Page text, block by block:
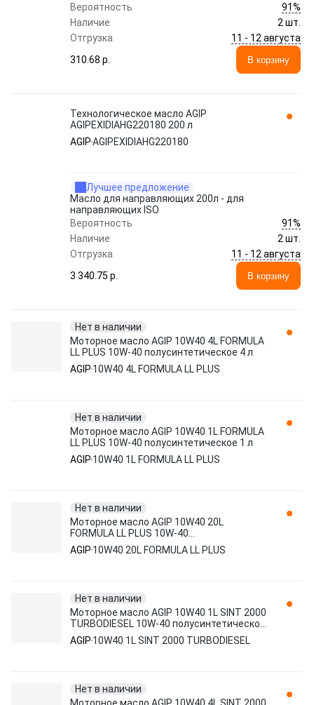
Вероятность
91%
Наличие
2 шт.
Отгрузка
11 - 12 августа
310.68 p.
В корзину
Технологическое масло AGIP
AGIPEXIDIAHG220180 200 л
AGIPAGIPEXIDIAHG220180
Лучшее предложение
Масло для направляющих 200л - для
направляющих ISO
Вероятность
91%
Наличие
2 шт.
Отгрузка
11 - 12 августа
3 340.75 p.
В корзину
Нет в наличии
Моторное масло AGIP 10W40 4L FORMULA
LL PLUS 10W-40 полусинтетическое 4 л
AGIP 10W40 4L FORMULA LL PLUS
Нет в наличии
Моторное масло AGIP 10W40 1L FORMULA
LL PLUS 10W-40 полусинтетическое 1 л
AGIP 10W40 1L FORMULA LL PLUS
Нет в наличии
Моторное масло AGIP 10W40 20L
FORMULA LL PLUS 10W-40
полусинтетическое 20 л
AGIP 10W40 20L FORMULA LL PLUS
Нет в наличии
Моторное масло AGIP 10W40 1L SINT 2000
TURBODIESEL 10W-40 полусинтетическое
1 л
AGIP 10W40 1L SINT 2000 TURBODIESEL
Нет в наличии